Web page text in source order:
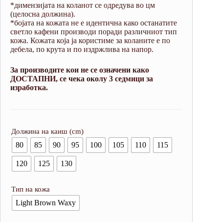
*димензијата на коланот се одредува во цм
(целосна должина).
*бојата на кожата не е идентична како останатите
светло кафени производи поради различниот тип
кожа. Кожата која ја користиме за коланите е по
дебела, по крута и по издржлива на напор.
За производите кои не се означени како
ДОСТАПНИ, се чека околу 3 седмици за
изработка.
Должина на каиш (cm)
80 85 90 95 100 105 110 115
120 125 130
Тип на кожа
Light Brown Waxy